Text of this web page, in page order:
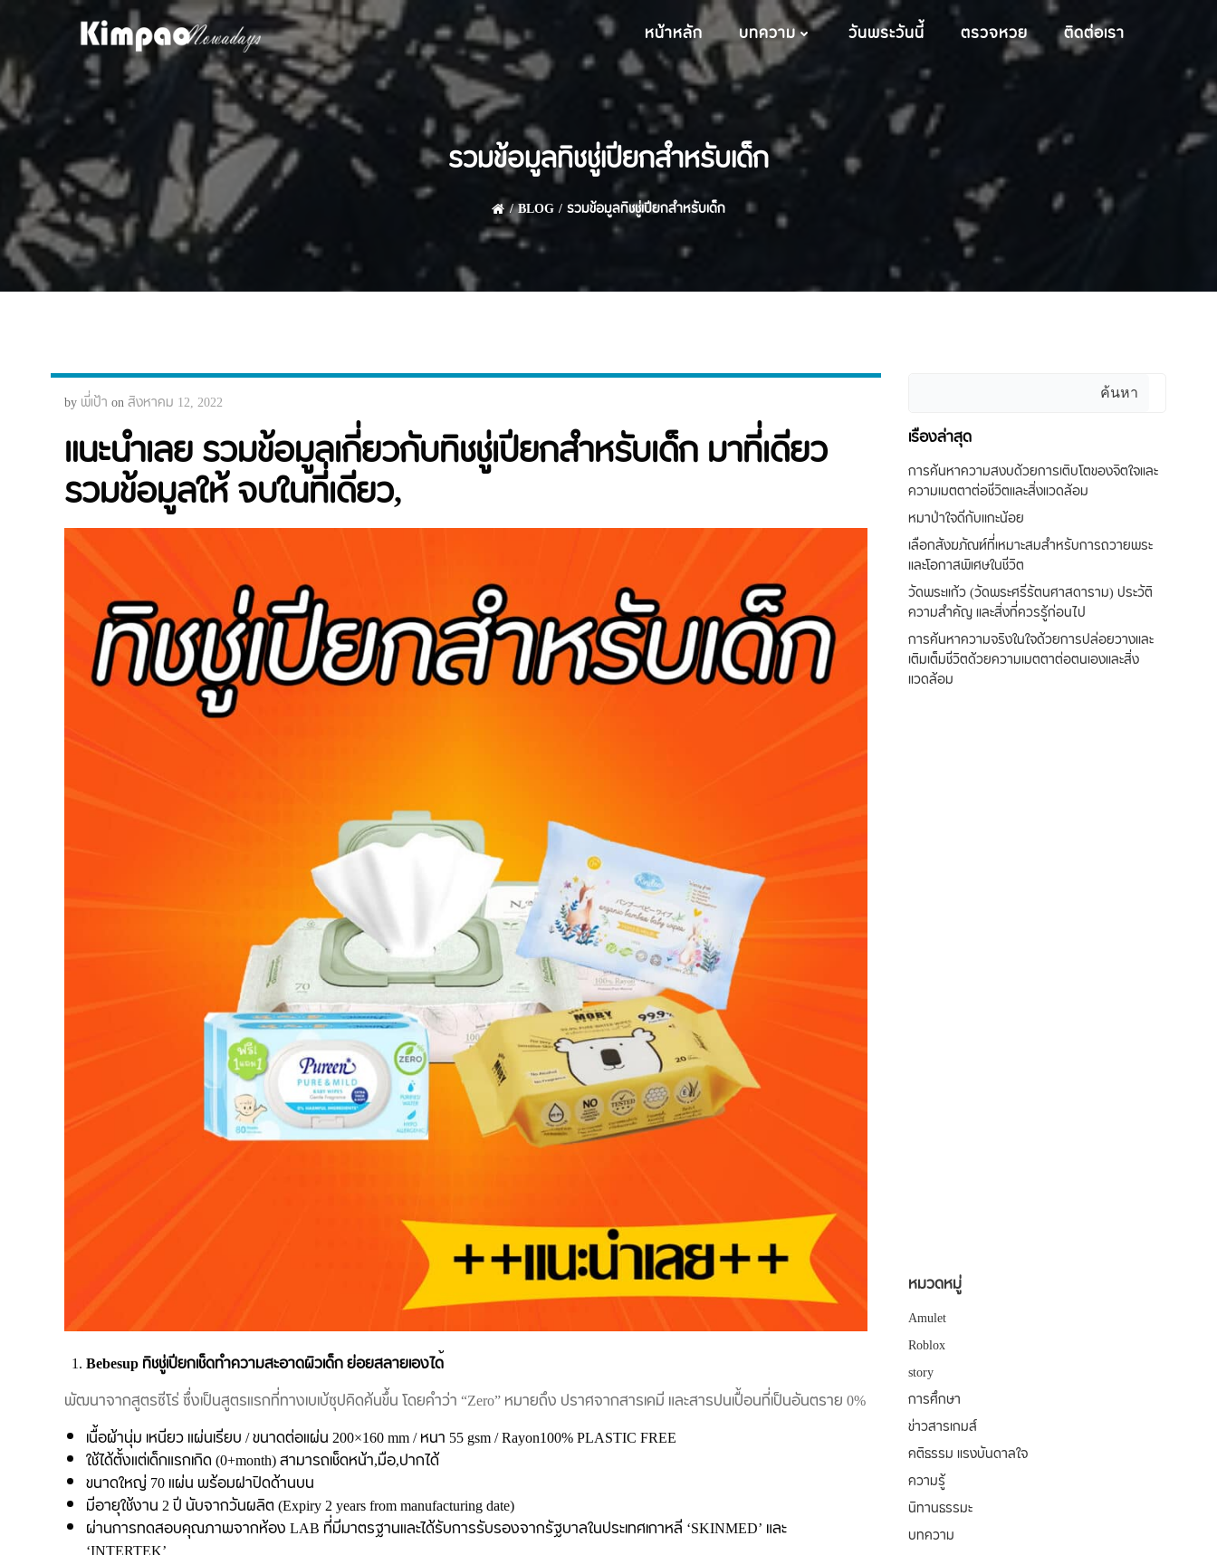
content
หน้าหลัก บทความ วันพระวันนี้ ตรวจหวย ติดต่อเรา
รวมข้อมูลทิชชู่เปียกสำหรับเด็ก
BLOG รวมข้อมูลทิชชู่เปียกสำหรับเด็ก
byพี่เป้าonสิงหาคม 12, 2022
แนะนำเลย รวมข้อมูลเกี่ยวกับทิชชู่เปียกสำหรับเด็ก มาที่เดียว
รวมข้อมูลให้ จบในที่เดียว,
Bebesup ทิชชู่เปียกเช็ดทำความสะอาดผิวเด็ก ย่อยสลายเองได
พัฒนาจากสูตรซีโร่ ซึ่งเป็นสูตรแรกที่ทางเบเบ้ซุปคิดค้นขึ้น โดยคำว่า “Zero” หมายถึง ปราศจากสารเคมี และสารปนเปื้อนที่เป็นอันตราย 0%
เนื้อผ้านุ่ม เหนียว แผ่นเรียบ / ขนาดต่อแผ่น 200×160 mm / หนา 55 gsm / Rayon100% PLASTIC FREE
ใช้ได้ตั้งแต่เด็กแรกเกิด (0+month) สามารถเช็ดหน้า,มือ,ปากได้
ขนาดใหญ่ 70 แผ่น พร้อมฝาปิดด้านบน
มีอายุใช้งาน 2 ปี นับจากวันผลิต (Expiry 2 years from manufacturing date)
ผ่านการทดสอบคุณภาพจากห้อง LAB ที่มีมาตรฐานและได้รับการรับรองจากรัฐบาลในประเทศเกาหลี ‘SKINMED’ และ
ค้นหา
เรื่องล่าสุด
การค้นหาความสงบด้วยการเติบโตของจิตใจและ
ความเมตตาต่อชีวิตและสิ่งแวดล้อม
หมาป่าใจดีกับแกะน้อย
เลือกสังฆภัณฑ์ที่เหมาะสมสำหรับการถวายพระ
และโอกาสพิเศษในชีวิต
วัดพระแก้ว (วัดพระศรีรัตนศาสดาราม) ประวัติ
ความสำคัญ และสิ่งที่ควรรู้ก่อนไป
การค้นหาความจริงในใจด้วยการปล่อยวางและ
เติมเต็มชีวิตด้วยความเมตตาต่อตนเองและสิ่ง
แวดล้อม
หมวดหมู่
Amulet
Roblox
story
การศึกษา
ข่าวสารเกมส์
คติธรรม แรงบันดาลใจ
ความรู้
นิทานธรรมะ
บทความ